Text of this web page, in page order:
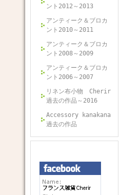
ント2012～2013
アンティーク＆ブロカ
ント2010～2011
アンティーク＆ブロカ
ント2008～2009
アンティーク＆ブロカ
ント2006～2007
リネン布小物 Cherir
過去の作品～2016
Accessory kanakana
過去の作品